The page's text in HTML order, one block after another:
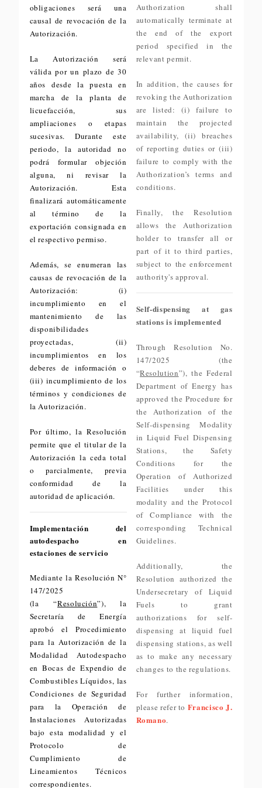
obligaciones será una
causal de revocación de la
Autorización.
La Autorización será
válida por un plazo de 30
años desde la puesta en
marcha de la planta de
licuefacción, sus
ampliaciones o etapas
sucesivas. Durante este
periodo, la autoridad no
podrá formular objeción
alguna, ni revisar la
Autorización. Esta
finalizará automáticamente
al término de la
exportación consignada en
el respectivo permiso.
Además, se enumeran las
causas de revocación de la
Autorización: (i)
incumplimiento en el
mantenimiento de las
disponibilidades
proyectadas, (ii)
incumplimientos en los
deberes de información o
(iii) incumplimiento de los
términos y condiciones de
la Autorización.
Por último, la Resolución
permite que el titular de la
Autorización la ceda total
o parcialmente, previa
conformidad de la
autoridad de aplicación.
Implementación del
autodespacho en
estaciones de servicio
Mediante la Resolución N°
147/2025
(la “Resolución”), la
Secretaría de Energía
aprobó el Procedimiento
para la Autorización de la
Modalidad Autodespacho
en Bocas de Expendio de
Combustibles Líquidos, las
Condiciones de Seguridad
para la Operación de
Instalaciones Autorizadas
bajo esta modalidad y el
Protocolo de
Cumplimiento de
Lineamientos Técnicos
correspondientes.
Authorization shall
automatically terminate at
the end of the export
period specified in the
relevant permit.
In addition, the causes for
revoking the Authorization
are listed: (i) failure to
maintain the projected
availability, (ii) breaches
of reporting duties or (iii)
failure to comply with the
Authorization’s terms and
conditions.
Finally, the Resolution
allows the Authorization
holder to transfer all or
part of it to third parties,
subject to the enforcement
authority's approval.
Self-dispensing at gas
stations is implemented
Through Resolution No.
147/2025 (the
“Resolution”), the Federal
Department of Energy has
approved the Procedure for
the Authorization of the
Self-dispensing Modality
in Liquid Fuel Dispensing
Stations, the Safety
Conditions for the
Operation of Authorized
Facilities under this
modality and the Protocol
of Compliance with the
corresponding Technical
Guidelines.
Additionally, the
Resolution authorized the
Undersecretary of Liquid
Fuels to grant
authorizations for self-
dispensing at liquid fuel
dispensing stations, as well
as to make any necessary
changes to the regulations.
For further information,
please refer to Francisco J.
Romano.